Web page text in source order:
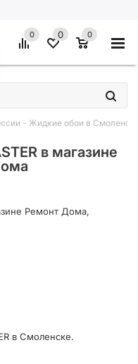
0 0 0
×
- Жидкие обои в
в магазине
Ремонт Дома,
в Смоленске.